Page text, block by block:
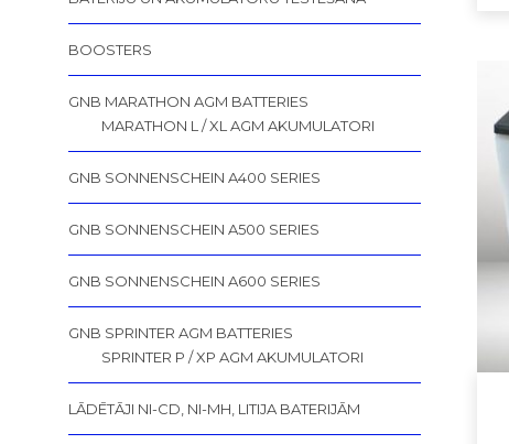
BOOSTERS
GNB MARATHON AGM BATTERIES
MARATHON L / XL AGM AKUMULATORI
GNB SONNENSCHEIN A400 SERIES
GNB SONNENSCHEIN A500 SERIES
GNB SONNENSCHEIN A600 SERIES
GNB SPRINTER AGM BATTERIES
SPRINTER P / XP AGM AKUMULATORI
LĀDĒTĀJI NI-CD, NI-MH, LITIJA BATERIJĀM